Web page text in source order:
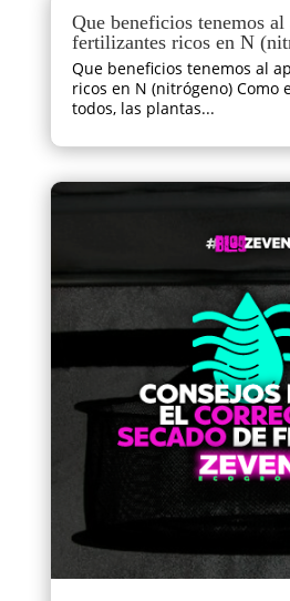
Que beneficios tenemos
fertilizantes ricos en N
Que beneficios tenemos al
ricos en N (nitrógeno) Como
todos, las plantas...